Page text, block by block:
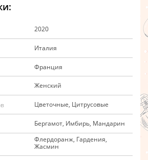
2020
Италия
Франция
Женский
Цветочные, Цитрусовые
Бергамот, Имбирь, Мандарин
Флердоранж, Гардения,
Жасмин